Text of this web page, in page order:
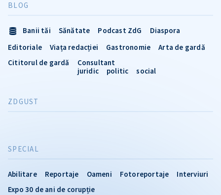
SPECIAL
Abilitare Reportaje Oameni Fotoreportaje
Interviuri
Expo 30 de ani de corupție
BLOG
Banii tăi Sănătate Podcast ZdG
Diaspora
Editoriale
Viața redacției Gastronomie
Arta de gardă
Cititorul de gardă
Consultant
juridic
politic social
ZDGUST